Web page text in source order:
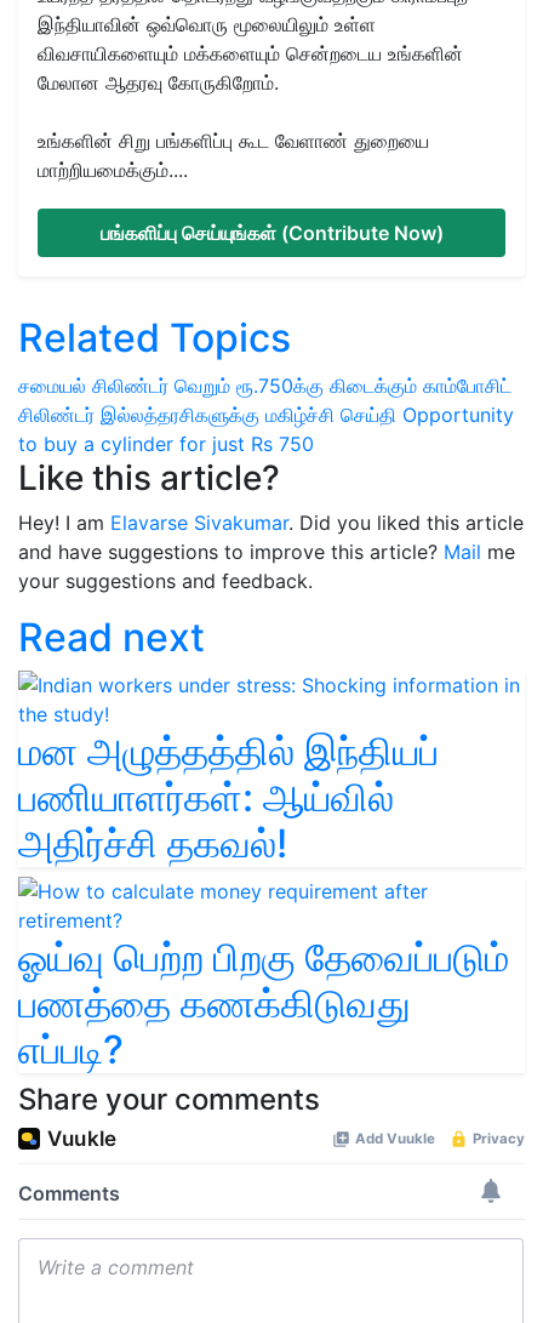
இந்தியாவின் ஒவ்வொரு மூலையிலும் உள்ள
விவசாயிகளையும் மக்களையும் சென்றடைய உங்களின்
மேலான ஆதரவு கோருகிறோம்.
உங்களின் சிறு பங்களிப்பு கூட வேளாண் துறையை
மாற்றியமைக்கும்....
பங்களிப்பு செய்யுங்கள் (Contribute Now)
Related Topics
சமையல் சிலிண்டர் வெறும் ரூ.750க்கு கிடைக்கும் காம்போசிட்
சிலிண்டர் இல்லத்தரசிகளுக்கு மகிழ்ச்சி செய்தி Opportunity
to buy a cylinder for just Rs 750
Like this article?
Hey! I am Elavarse Sivakumar. Did you liked this article
and have suggestions to improve this article? Mail me
your suggestions and feedback.
Read next
மன அழுத்தத்தில் இந்தியப்
பணியாளர்கள்: ஆய்வில்
அதிர்ச்சி தகவல்!
ஓய்வு பெற்ற பிறகு தேவைப்படும்
பணத்தை கணக்கிடுவது
எப்படி?
Share your comments